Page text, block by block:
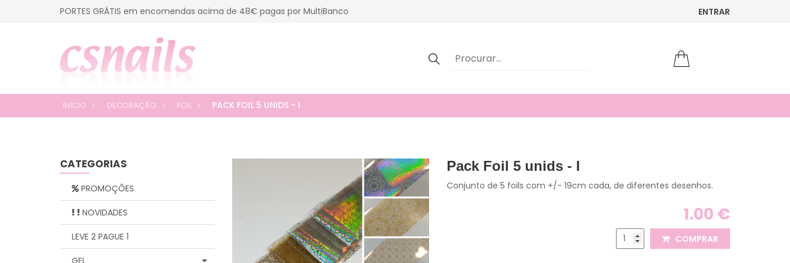
PORTES GRÁTIS em encomendas acima de 48€ pagas por MultiBanco ENTRAR
INÍCIO DECORAÇÃO FOIL PACK FOIL 5 UNIDS - I
CATEGORIAS
PROMOÇÕES
NOVIDADES
LEVE 2 PAGUE 1
Pack Foil 5 unids - I
Conjunto de 5 foils com +/- 19cm cada, de diferentes desenhos.
1.00 €
COMPRAR